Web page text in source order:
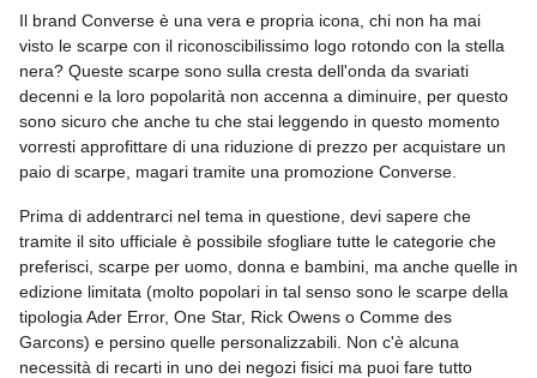
Il brand Converse è una vera e propria icona, chi non ha mai
visto le scarpe con il riconoscibilissimo logo rotondo con la stella
nera? Queste scarpe sono sulla cresta dell'onda da svariati
decenni e la loro popolarità non accenna a diminuire, per questo
sono sicuro che anche tu che stai leggendo in questo momento
vorresti approfittare di una riduzione di prezzo per acquistare un
paio di scarpe, magari tramite una promozione Converse.
Prima di addentrarci nel tema in questione, devi sapere che
tramite il sito ufficiale è possibile sfogliare tutte le categorie che
preferisci, scarpe per uomo, donna e bambini, ma anche quelle in
edizione limitata (molto popolari in tal senso sono le scarpe della
tipologia Ader Error, One Star, Rick Owens o Comme des
Garcons) e persino quelle personalizzabili. Non c'è alcuna
necessità di recarti in uno dei negozi fisici ma puoi fare tutto